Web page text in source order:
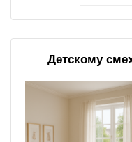
Детскому